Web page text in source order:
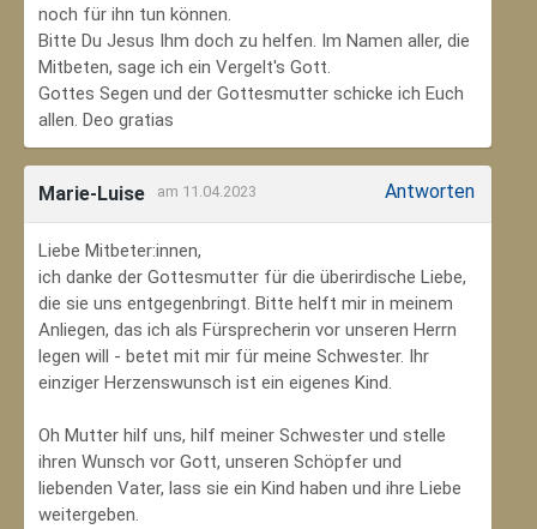
noch für ihn tun können.
Bitte Du Jesus Ihm doch zu helfen. Im Namen aller, die
Mitbeten, sage ich ein Vergelt's Gott.
Gottes Segen und der Gottesmutter schicke ich Euch
allen. Deo gratias
Marie-Luise am 11.04.2023 Antworten
Liebe Mitbeter:innen,
ich danke der Gottesmutter für die überirdische Liebe,
die sie uns entgegenbringt. Bitte helft mir in meinem
Anliegen, das ich als Fürsprecherin vor unseren Herrn
legen will - betet mit mir für meine Schwester. Ihr
einziger Herzenswunsch ist ein eigenes Kind.
Oh Mutter hilf uns, hilf meiner Schwester und stelle
ihren Wunsch vor Gott, unseren Schöpfer und
liebenden Vater, lass sie ein Kind haben und ihre Liebe
weitergeben.